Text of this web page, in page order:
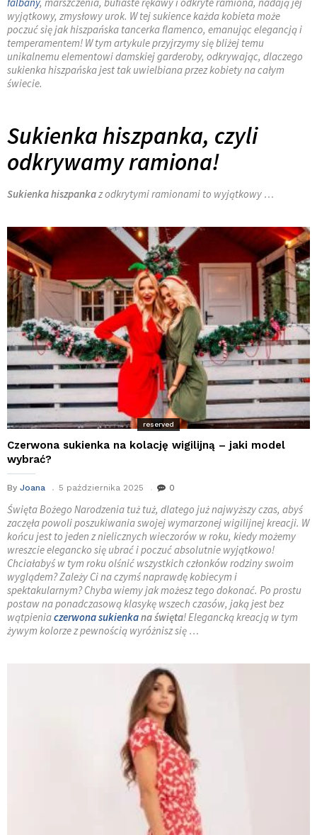
wyjątkowy, zmysłowy urok. W tej sukience każda kobieta może
poczuć się jak hiszpańska tancerka flamenco, emanując elegancją i
temperamentem! W tym artykule przyjrzymy się bliżej temu
unikalnemu elementowi damskiej garderoby, odkrywając, dlaczego
sukienka hiszpańska jest tak uwielbiana przez kobiety na całym
świecie.
Sukienka hiszpanka, czyli
odkrywamy ramiona!
Sukienka hiszpankaz odkrytymi ramionami to wyjątkowy …
reserved
Czerwona sukienka na kolację wigilijną – jaki model
wybrać?
By Joana 5 października 2025 0
Święta Bożego Narodzenia tuż tuż, dlatego już najwyższy czas, abyś
zaczęła powoli poszukiwania swojej wymarzonej wigilijnej kreacji. W
końcu jest to jeden z nielicznych wieczorów w roku, kiedy możemy
wreszcie elegancko się ubrać i poczuć absolutnie wyjątkowo!
Chciałabyś w tym roku olśnić wszystkich członków rodziny swoim
wyglądem? Zależy Ci na czymś naprawdę kobiecym i
spektakularnym? Chyba wiemy jak możesz tego dokonać. Po prostu
postaw na ponadczasową klasykę wszech czasów, jaką jest bez
wątpieniaczerwona sukienkana święta! Elegancką kreacją w tym
żywym kolorze z pewnością wyróżnisz się …